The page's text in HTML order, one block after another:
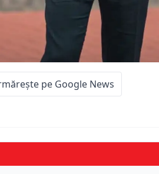
pe Google News